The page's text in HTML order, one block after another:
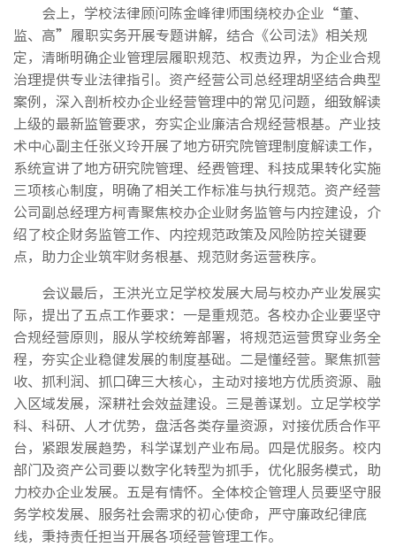
会上，学校法律顾问陈金峰律师围绕校办企业“董、
监、高”履职实务开展专题讲解，结合《公司法》相关规
定，清晰明确企业管理层履职规范、权责边界，为企业合规
治理提供专业法律指引。资产经营公司总经理胡坚结合典型
案例，深入剖析校办企业经营管理中的常见问题，细致解读
上级的最新监管要求，夯实企业廉洁合规经营根基。产业技
术中心副主任张义玲开展了地方研究院管理制度解读工作，
系统宣讲了地方研究院管理、经费管理、科技成果转化实施
三项核心制度，明确了相关工作标准与执行规范。资产经营
公司副总经理方柯青聚焦校办企业财务监管与内控建设，介
绍了校企财务监管工作、内控规范政策及风险防控关键要
点，助力企业筑牢财务根基、规范财务运营秩序。
会议最后，王洪光立足学校发展大局与校办产业发展实
际，提出了五点工作要求：一是重规范。各校办企业要坚守
合规经营原则，服从学校统筹部署，将规范运营贯穿业务全
程，夯实企业稳健发展的制度基础。二是懂经营。聚焦抓营
收、抓利润、抓口碑三大核心，主动对接地方优质资源、融
入区域发展，深耕社会效益建设。三是善谋划。立足学校学
科、科研、人才优势，盘活各类存量资源，对接优质合作平
台，紧跟发展趋势，科学谋划产业布局。四是优服务。校内
部门及资产公司要以数字化转型为抓手，优化服务模式，助
力校办企业发展。五是有情怀。全体校企管理人员要坚守服
务学校发展、服务社会需求的初心使命，严守廉政纪律底
线，秉持责任担当开展各项经营管理工作。